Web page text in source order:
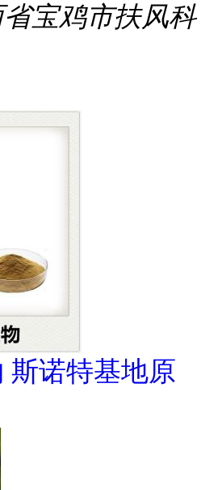
宝鸡市扶风科
斯诺特基地原